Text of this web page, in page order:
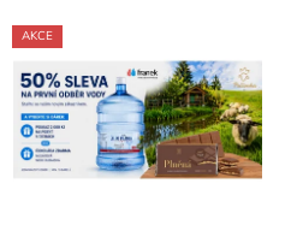
p
r
o
d
u
V
ý
p
s
p
AKCE